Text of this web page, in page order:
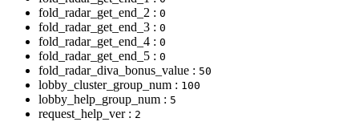
fold_radar_get_end_2 : 0
fold_radar_get_end_3 : 0
fold_radar_get_end_4 : 0
fold_radar_get_end_5 : 0
fold_radar_diva_bonus_value : 50
lobby_cluster_group_num : 100
lobby_help_group_num : 5
request_help_ver : 2